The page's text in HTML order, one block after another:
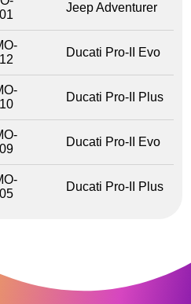
Jeep Adventurer
Ducati Pro-II Evo
Ducati Pro-II Plus
Ducati Pro-II Evo
Ducati Pro-II Plus